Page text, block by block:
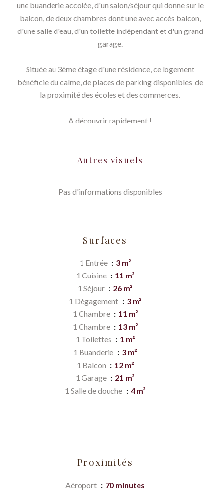
une buanderie accolée, d'un salon/séjour qui donne sur le
balcon, de deux chambres dont une avec accès balcon,
d'une salle d'eau, d'un toilette indépendant et d'un grand
garage.
Située au 3ème étage d'une résidence, ce logement
bénéficie du calme, de places de parking disponibles, de
la proximité des écoles et des commerces.
A découvrir rapidement !
Autres visuels
Pas d'informations disponibles
Surfaces
1 Entrée
3 m²
1 Cuisine
11 m²
1 Séjour
26 m²
1 Dégagement
3 m²
1 Chambre
11 m²
1 Chambre
13 m²
1 Toilettes
1 m²
1 Buanderie
3 m²
1 Balcon
12 m²
1 Garage
21 m²
1 Salle de douche
4 m²
Proximités
Aéroport
70 minutes